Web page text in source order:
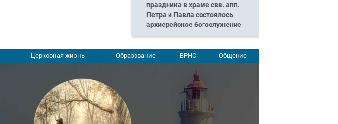
праздника в храме свв. апп.
Петра и Павла состоялось
архиерейское богослужение
Церковная жизнь Образование ВРНС Общение